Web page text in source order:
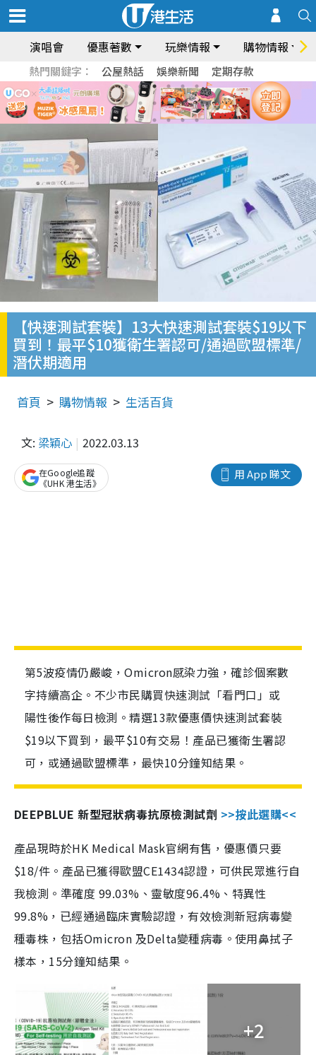
演唱會 優惠著數 玩樂情報 購物情報
熱門關鍵字： 公屋熱話 娛樂新聞 定期存款
【快速測試套裝】13大快速測試套裝$19以下
買到！最平$10獲衛生署認可/通過歐盟標準/
潛伏期適用
首頁 購物情報 生活百貨
文: 梁穎心 2022.03.13
用 App 睇文
在Google追蹤
《UHK 港生活》
第5波疫情仍嚴峻，Omicron感染力強，確診個案數
字持續高企。不少市民購買快速測試「看門口」或
陽性後作每日檢測。精選13款優惠價快速測試套裝
$19以下買到，最平$10有交易！產品已獲衛生署認
可，或通過歐盟標準，最快10分鐘知結果。
DEEPBLUE 新型冠狀病毒抗原檢測試劑 >>按此選購<<
產品現時於HK Medical Mask官網有售，優惠價只要
$18/件。產品已獲得歐盟CE1434認證，可供民眾進行自
我檢測。準確度 99.03%、靈敏度96.4%、特異性
99.8%，已經通過臨床實驗認證，有效檢測新冠病毒變
種毒株，包括Omicron 及Delta變種病毒。使用鼻拭子
樣本，15分鐘知結果。
+2